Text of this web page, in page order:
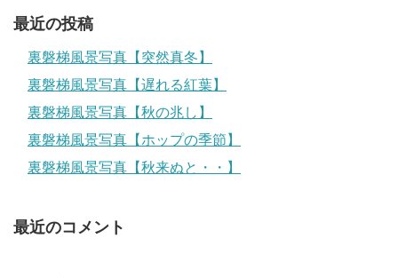
最近の投稿
裏磐梯風景写真【突然真冬】
裏磐梯風景写真【遅れる紅葉】
裏磐梯風景写真【秋の兆し】
裏磐梯風景写真【ホップの季節】
裏磐梯風景写真【秋来ぬと・・】
最近のコメント